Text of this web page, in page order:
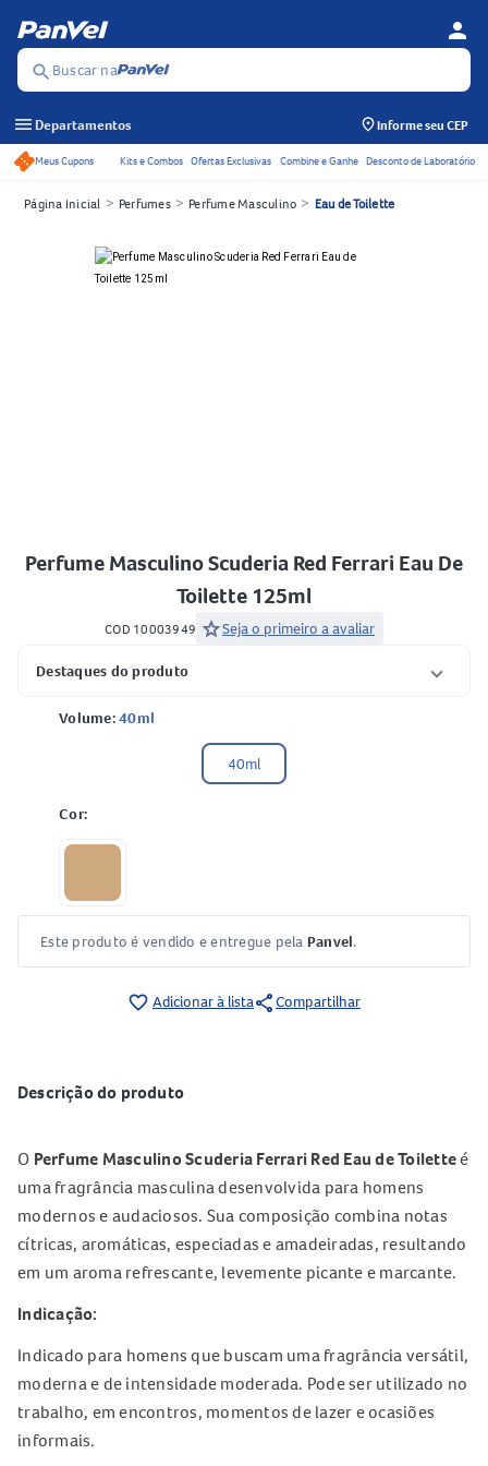
search Buscar na
person
menu Departamentos Informe seu CEP
Acessos rápidos do cabeçalho
Meus Cupons Kits e Combos Ofertas Exclusivas Combine e Ganhe Desconto de Laboratório
Página Inicial > Perfumes > Perfume Masculino > Eau de Toilette
Perfume Masculino Scuderia Red Ferrari Eau De
Toilette 125ml
COD 10003949 starSeja o primeiro a avaliar
Destaques do produto
Volume:40ml
40ml
Cor:
Este produto é vendido e entregue pela Panvel.
favorite_border Adicionar à listashareCompartilhar
Descrição do produto
O Perfume Masculino Scuderia Ferrari Red Eau de Toiletteé
uma fragrância masculina desenvolvida para homens
modernos e audaciosos. Sua composição combina notas
cítricas, aromáticas, especiadas e amadeiradas, resultando
em um aroma refrescante, levemente picante e marcante.
Indicação:
Indicado para homens que buscam uma fragrância versátil,
moderna e de intensidade moderada. Pode ser utilizado no
trabalho, em encontros, momentos de lazer e ocasiões
informais.